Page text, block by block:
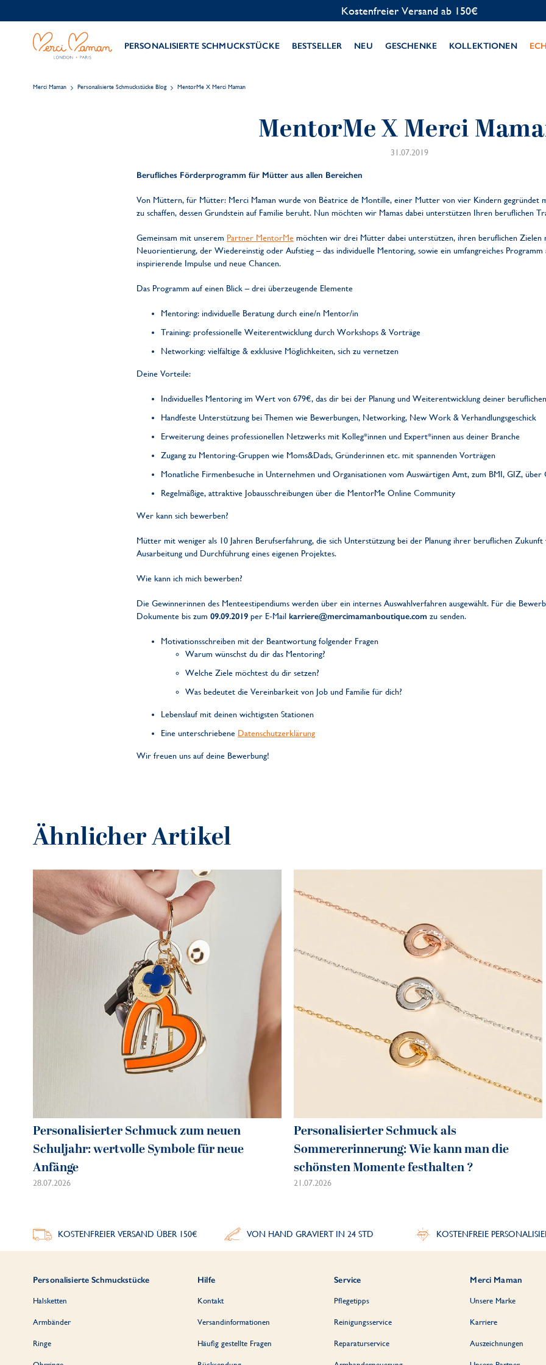
Kostenfreier Versand ab 150€
PERSONALISIERTE SCHMUCKSTÜCKE BESTSELLER NEU GESCHENKE KOLLEKTIONEN
Merci Maman Personalisierte Schmuckstücke Blog MentorMe X Merci Maman
MentorMe X Merci
31.07.2019
Berufliches Förderprogramm für Mütter aus allen Bereichen
Von Müttern, für Mütter: Merci Maman wurde von Béatrice de Montille, einer Mutter von vier Kindern gegründet
zu schaffen, dessen Grundstein auf Familie beruht. Nun möchten wir Mamas dabei unterstützen Ihren beruflichen
Gemeinsam mit unserem Partner MentorMe möchten wir drei Mütter dabei unterstützen, ihren beruflichen Zielen
Neuorientierung, der Wiedereinstig oder Aufstieg – das individuelle Mentoring, sowie ein umfangreiches Programm
inspirierende Impulse und neue Chancen.
Das Programm auf einen Blick – drei überzeugende Elemente
Mentoring: individuelle Beratung durch eine/n Mentor/in
Training: professionelle Weiterentwicklung durch Workshops & Vorträge
Networking: vielfältige & exklusive Möglichkeiten, sich zu vernetzen
Deine Vorteile:
Individuelles Mentoring im Wert von 679€, das dir bei der Planung und Weiterentwicklung deiner
Handfeste Unterstützung bei Themen wie Bewerbungen, Networking, New Work & Verhandlungsgeschick
Erweiterung deines professionellen Netzwerks mit Kolleg*innen und Expert*innen aus deiner Branche
Zugang zu Mentoring-Gruppen wie Moms&Dads, Gründerinnen etc. mit spannenden Vorträgen
Monatliche Firmenbesuche in Unternehmen und Organisationen vom Auswärtigen Amt, zum BMI, GIZ, über
Regelmäßige, attraktive Jobausschreibungen über die MentorMe Online Community
Wer kann sich bewerben?
Mütter mit weniger als 10 Jahren Berufserfahrung, die sich Unterstützung bei der Planung ihrer beruflichen
Ausarbeitung und Durchführung eines eigenen Projektes.
Wie kann ich mich bewerben?
Die Gewinnerinnen des Menteestipendiums werden über ein internes Auswahlverfahren ausgewählt. Für die
Dokumente bis zum 09.09.2019 per E-Mail karriere@mercimamanboutique.com zu senden.
Motivationsschreiben mit der Beantwortung folgender Fragen
Warum wünschst du dir das Mentoring?
Welche Ziele möchtest du dir setzen?
Was bedeutet die Vereinbarkeit von Job und Familie für dich?
Lebenslauf mit deinen wichtigsten Stationen
Eine unterschriebene Datenschutzerklärung
Wir freuen uns auf deine Bewerbung!
Ähnlicher Artikel
Personalisierter Schmuck zum neuen
Schuljahr: wertvolle Symbole für neue
Anfänge
28.07.2026
Personalisierter Schmuck als
Sommererinnerung: Wie kann man die
schönsten Momente festhalten ?
21.07.2026
KOSTENFREIER VERSAND ÜBER 150€ VON HAND GRAVIERT IN 24 STD KOSTENFREIE
Personalisierte Schmuckstücke
Halsketten
Armbänder
Ringe
Hilfe
Kontakt
Versandinformationen
Häufig gestellte Fragen
Service
Pflegetipps
Reinigungsservice
Reparaturservice
Merci Maman
Unsere Marke
Karriere
Auszeichnungen